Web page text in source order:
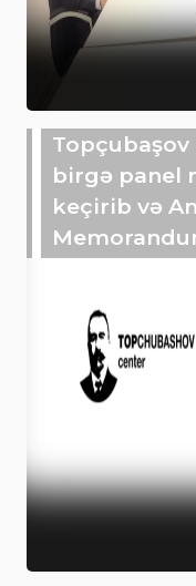
Topçubaşov
birgə panel
keçirib və